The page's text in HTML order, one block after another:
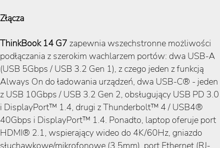
Złącza
ThinkBook 14 G7 zapewnia wszechstronne możliwości
podłączania z szerokim wachlarzem portów: dwa USB-A
(USB 5Gbps / USB 3.2 Gen 1), z czego jeden z funkcją
Always On do ładowania urządzeń, dwa USB-C® - jeden
z USB 10Gbps / USB 3.2 Gen 2, obsługujący USB PD 3.0
i DisplayPort™ 1.4, drugi z Thunderbolt™ 4 / USB4®
40Gbps i DisplayPort™ 1.4. Ponadto, laptop oferuje port
HDMI® 2.1, wspierający wideo do 4K/60Hz, gniazdo